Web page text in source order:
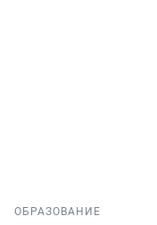
ОБРАЗОВАНИЕ